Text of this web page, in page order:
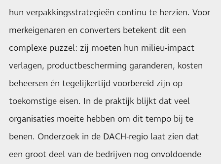
hun verpakkingsstrategieën continu te herzien. Voor
merkeigenaren en converters betekent dit een
complexe puzzel: zij moeten hun milieu-impact
verlagen, productbescherming garanderen, kosten
beheersen én tegelijkertijd voorbereid zijn op
toekomstige eisen. In de praktijk blijkt dat veel
organisaties moeite hebben om dit tempo bij te
benen. Onderzoek in de DACH-regio laat zien dat
een groot deel van de bedrijven nog onvoldoende